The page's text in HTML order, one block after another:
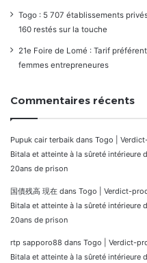
Togo : 5 707 établissements
160 restés sur la touche
21e Foire de Lomé : Tarif
femmes entrepreneures
Commentaires récents
Pupuk cair terbaik dans Togo |
Bitala et atteinte à la sûreté intérieure
20ans de prison
国債残高 現在 dans Togo | Verdict-
Bitala et atteinte à la sûreté intérieure
20ans de prison
rtp sapporo88 dans Togo | Verdict-
Bitala et atteinte à la sûreté intérieure